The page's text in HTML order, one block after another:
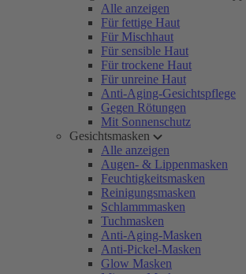
Alle anzeigen
Für fettige Haut
Für Mischhaut
Für sensible Haut
Für trockene Haut
Für unreine Haut
Anti-Aging-Gesichtspflege
Gegen Rötungen
Mit Sonnenschutz
Gesichtsmasken
Alle anzeigen
Augen- & Lippenmasken
Feuchtigkeitsmasken
Reinigungsmasken
Schlammmasken
Tuchmasken
Anti-Aging-Masken
Anti-Pickel-Masken
Glow Masken